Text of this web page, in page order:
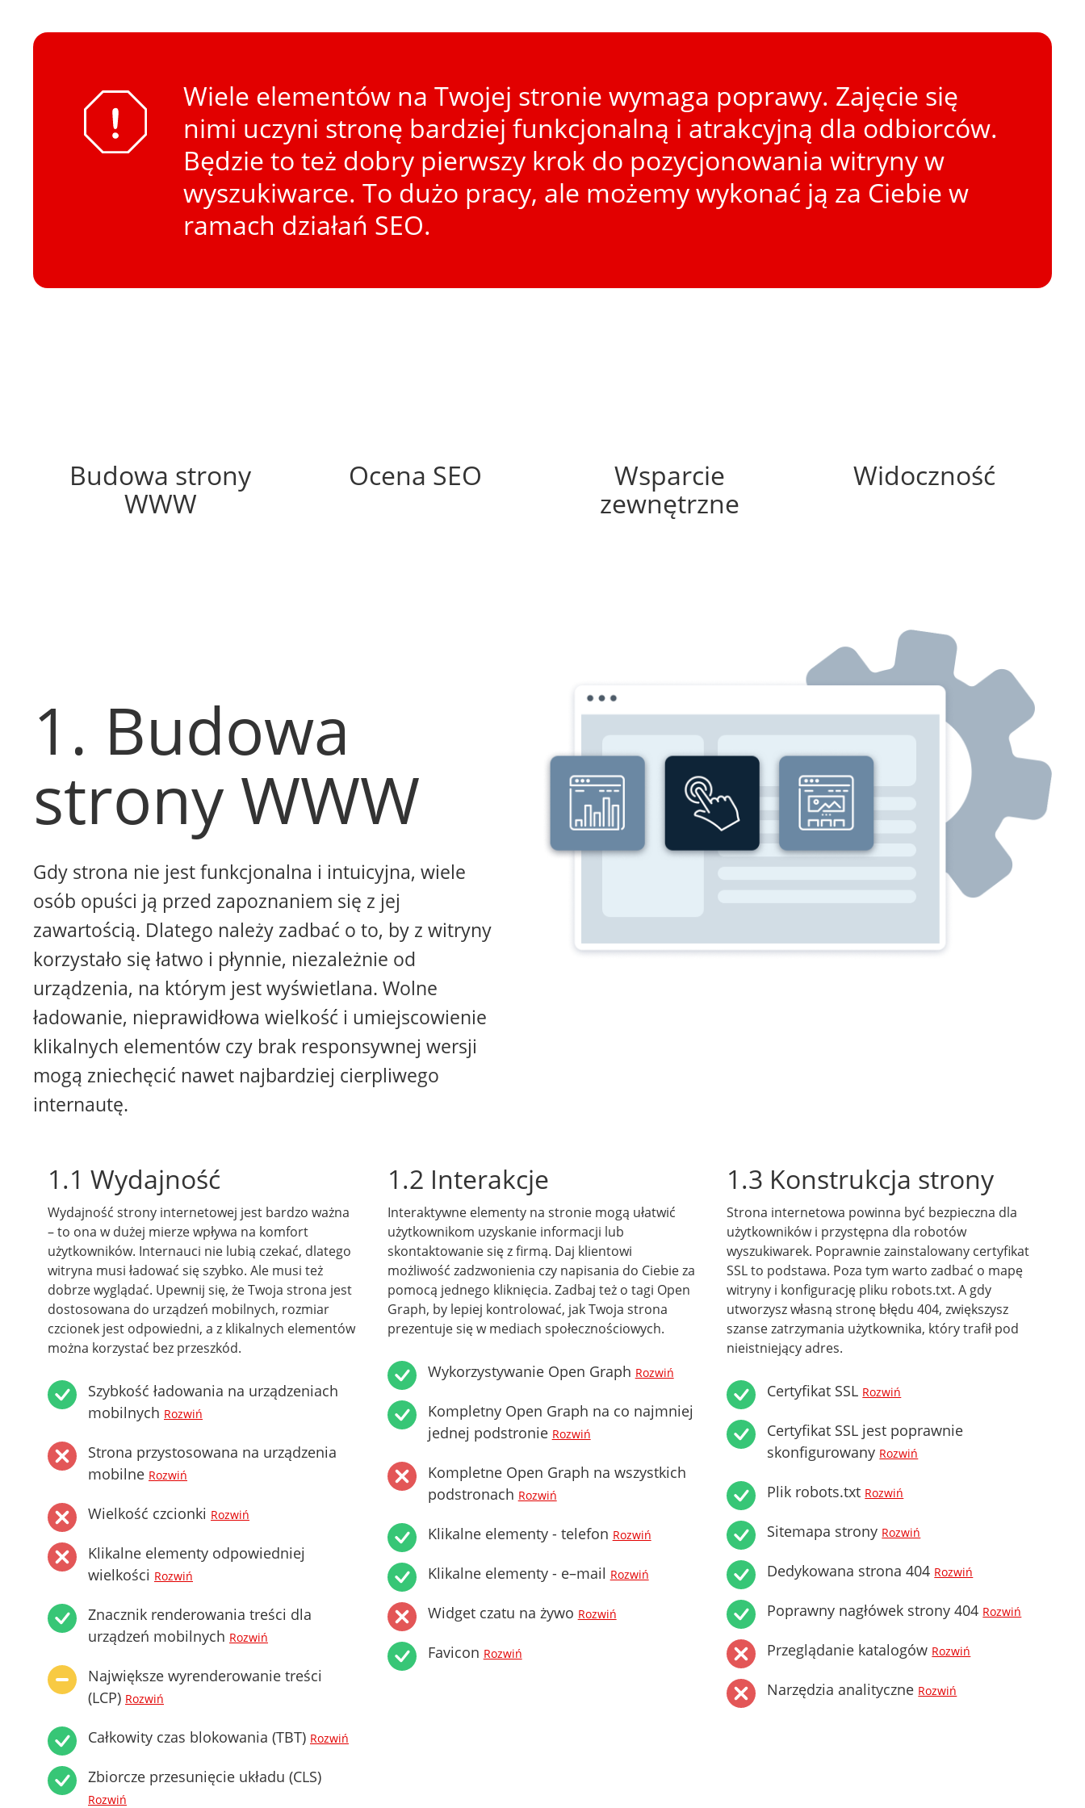
Wiele elementów na Twojej stronie wymaga poprawy. Zajęcie się
nimi uczyni stronę bardziej funkcjonalną i atrakcyjną dla odbiorców.
Będzie to też dobry pierwszy krok do pozycjonowania witryny w
wyszukiwarce. To dużo pracy, ale możemy wykonać ją za Ciebie w
ramach działań SEO.
Budowa strony
WWW
Ocena SEO
Wsparcie
zewnętrzne
Widoczność
1. Budowa
strony WWW
Gdy strona nie jest funkcjonalna i intuicyjna, wiele
osób opuści ją przed zapoznaniem się z jej
zawartością. Dlatego należy zadbać o to, by z witryny
korzystało się łatwo i płynnie, niezależnie od
urządzenia, na którym jest wyświetlana. Wolne
ładowanie, nieprawidłowa wielkość i umiejscowienie
klikalnych elementów czy brak responsywnej wersji
mogą zniechęcić nawet najbardziej cierpliwego
internautę.
1.1 Wydajność
Wydajność strony internetowej jest bardzo ważna
– to ona w dużej mierze wpływa na komfort
użytkowników. Internauci nie lubią czekać, dlatego
witryna musi ładować się szybko. Ale musi też
dobrze wyglądać. Upewnij się, że Twoja strona jest
dostosowana do urządzeń mobilnych, rozmiar
czcionek jest odpowiedni, a z klikalnych elementów
można korzystać bez przeszkód.
Szybkość ładowania na urządzeniach
mobilnych Rozwiń
Strona przystosowana na urządzenia
mobilne Rozwiń
Wielkość czcionki Rozwiń
Klikalne elementy odpowiedniej
wielkości Rozwiń
Znacznik renderowania treści dla
urządzeń mobilnych Rozwiń
Największe wyrenderowanie treści
(LCP) Rozwiń
Całkowity czas blokowania (TBT) Rozwiń
Zbiorcze przesunięcie układu (CLS)
Rozwiń
1.2 Interakcje
Interaktywne elementy na stronie mogą ułatwić
użytkownikom uzyskanie informacji lub
skontaktowanie się z firmą. Daj klientowi
możliwość zadzwonienia czy napisania do Ciebie za
pomocą jednego kliknięcia. Zadbaj też o tagi Open
Graph, by lepiej kontrolować, jak Twoja strona
prezentuje się w mediach społecznościowych.
Wykorzystywanie Open Graph Rozwiń
Kompletny Open Graph na co najmniej
jednej podstronie Rozwiń
Kompletne Open Graph na wszystkich
podstronach Rozwiń
Klikalne elementy - telefon Rozwiń
Klikalne elementy - e–mail Rozwiń
Widget czatu na żywo Rozwiń
Favicon Rozwiń
1.3 Konstrukcja strony
Strona internetowa powinna być bezpieczna dla
użytkowników i przystępna dla robotów
wyszukiwarek. Poprawnie zainstalowany certyfikat
SSL to podstawa. Poza tym warto zadbać o mapę
witryny i konfigurację pliku robots.txt. A gdy
utworzysz własną stronę błędu 404, zwiększysz
szanse zatrzymania użytkownika, który trafił pod
nieistniejący adres.
Certyfikat SSL Rozwiń
Certyfikat SSL jest poprawnie
skonfigurowany Rozwiń
Plik robots.txt Rozwiń
Sitemapa strony Rozwiń
Dedykowana strona 404 Rozwiń
Poprawny nagłówek strony 404 Rozwiń
Przeglądanie katalogów Rozwiń
Narzędzia analityczne Rozwiń